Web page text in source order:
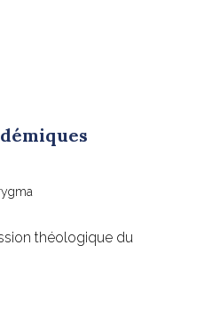
théologique du